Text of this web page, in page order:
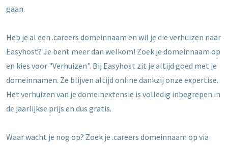
gaan.
Heb je al een .careers domeinnaam en wil je die verhuizen naar
Easyhost? Je bent meer dan welkom! Zoek je domeinnaam op
en kies voor "Verhuizen". Bij Easyhost zit je altijd goed met je
domeinnamen. Ze blijven altijd online dankzij onze expertise.
Het verhuizen van je domeinextensie is volledig inbegrepen in
de jaarlijkse prijs en dus gratis.
Waar wacht je nog op? Zoek je .careers domeinnaam op via